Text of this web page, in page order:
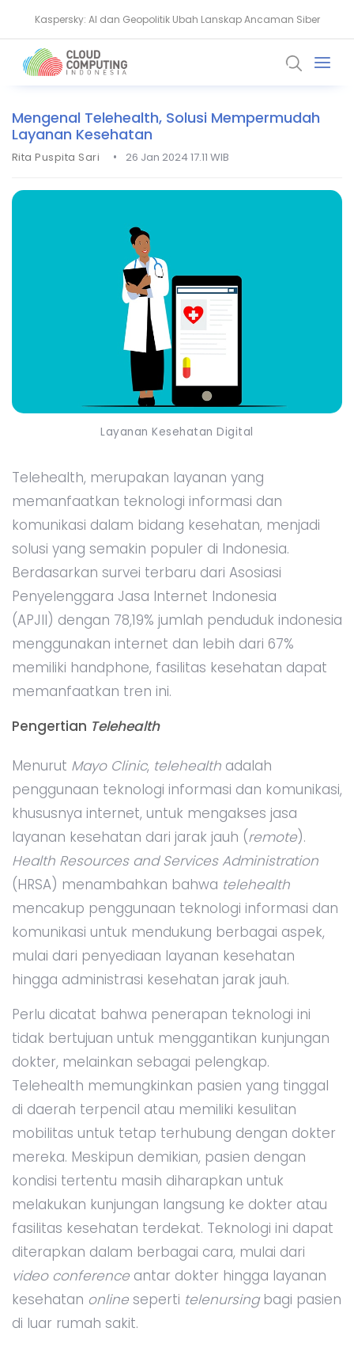
Kaspersky: AI dan Geopolitik Ubah Lanskap Ancaman Siber
Ransomware Meningkat, Pakar Telkom Minta Zero Trust Diperkuat
Mengenal Telehealth, Solusi Mempermudah
Layanan Kesehatan
Rita Puspita Sari • 26 Jan 2024 17.11 WIB
Layanan Kesehatan Digital
Telehealth, merupakan layanan yang
memanfaatkan teknologi informasi dan
komunikasi dalam bidang kesehatan, menjadi
solusi yang semakin populer di Indonesia.
Berdasarkan survei terbaru dari Asosiasi
Penyelenggara Jasa Internet Indonesia
(APJII) dengan 78,19% jumlah penduduk indonesia
menggunakan internet dan lebih dari 67%
memiliki handphone, fasilitas kesehatan dapat
memanfaatkan tren ini.
Pengertian Telehealth
Menurut Mayo Clinic, telehealth adalah
penggunaan teknologi informasi dan komunikasi,
khususnya internet, untuk mengakses jasa
layanan kesehatan dari jarak jauh (remote).
Health Resources and Services Administration
(HRSA) menambahkan bahwa telehealth
mencakup penggunaan teknologi informasi dan
komunikasi untuk mendukung berbagai aspek,
mulai dari penyediaan layanan kesehatan
hingga administrasi kesehatan jarak jauh.
Perlu dicatat bahwa penerapan teknologi ini
tidak bertujuan untuk menggantikan kunjungan
dokter, melainkan sebagai pelengkap.
Telehealth memungkinkan pasien yang tinggal
di daerah terpencil atau memiliki kesulitan
mobilitas untuk tetap terhubung dengan dokter
mereka. Meskipun demikian, pasien dengan
kondisi tertentu masih diharapkan untuk
melakukan kunjungan langsung ke dokter atau
fasilitas kesehatan terdekat. Teknologi ini dapat
diterapkan dalam berbagai cara, mulai dari
video conference antar dokter hingga layanan
kesehatan online seperti telenursingbagi pasien
di luar rumah sakit.